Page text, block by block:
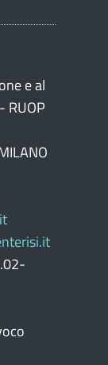
e al
RUOP